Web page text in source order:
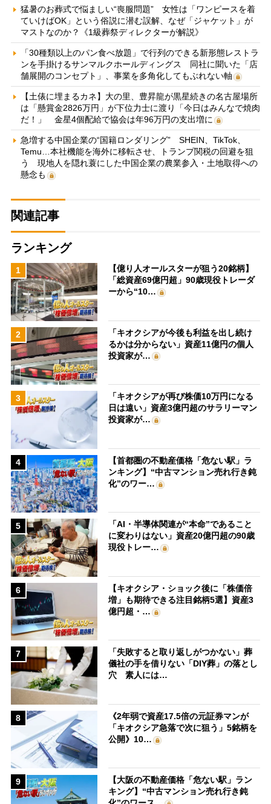
猛暑のお葬式で悩ましい“喪服問題” 女性は「ワンピースを着
ていけばOK」という俗説に潜む誤解、なぜ「ジャケット」が
マストなのか？《1級葬祭ディレクターが解説》
「30種類以上のパン食べ放題」で行列のできる新形態レストラ
ンを手掛けるサンマルクホールディングス 同社に聞いた「店
舗展開のコンセプト」、事業を多角化してもぶれない軸
【土俵に埋まるカネ】大の里、豊昇龍が黒星続きの名古屋場所
は「懸賞金2826万円」が下位力士に渡り「今日はみんなで焼肉
だ！」 金星4個配給で協会は年96万円の支出増に
急増する中国企業の“国籍ロンダリング” SHEIN、TikTok、
Temu…本社機能を海外に移転させ、トランプ関税の回避を狙
う 現地人を隠れ蓑にした中国企業の農業参入・土地取得への
懸念も
関連記事
ランキング
1
【億り人オールスターが狙う20銘柄】
「総資産69億円超」90歳現役トレーダ
ーから“10…
2
「キオクシアが今後も利益を出し続け
るかは分からない」資産11億円の個人
投資家が…
3
「キオクシアが再び株価10万円になる
日は遠い」資産3億円超のサラリーマン
投資家が…
4
【首都圏の不動産価格「危ない駅」ラ
ンキング】“中古マンション売れ行き鈍
化”のワー…
5
「AI・半導体関連が“本命”であること
に変わりはない」資産20億円超の90歳
現役トレー…
6
【キオクシア・ショック後に「株価倍
増」も期待できる注目銘柄5選】資産3
億円超・…
7
「失敗すると取り返しがつかない」葬
儀社の手を借りない「DIY葬」の落とし
穴 素人には…
8
《2年弱で資産17.5倍の元証券マンが
「キオクシア急落で次に狙う」5銘柄を
公開》10…
9
【大阪の不動産価格「危ない駅」ラン
キング】“中古マンション売れ行き鈍